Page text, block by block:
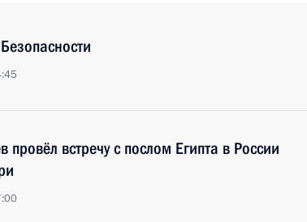
провёл встречу с послом Египта в России